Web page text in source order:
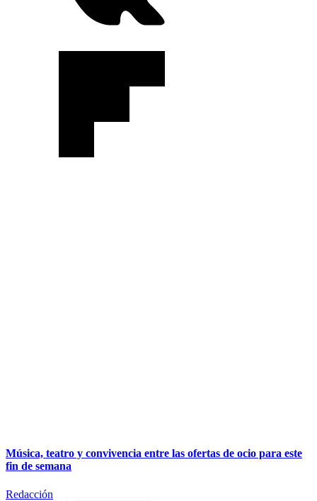
Música, teatro y convivencia entre las ofertas de ocio para este
fin de semana
Redacción